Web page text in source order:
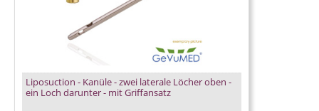
Liposuction - Kanüle - zwei laterale Löcher oben -
ein Loch darunter - mit Griffansatz